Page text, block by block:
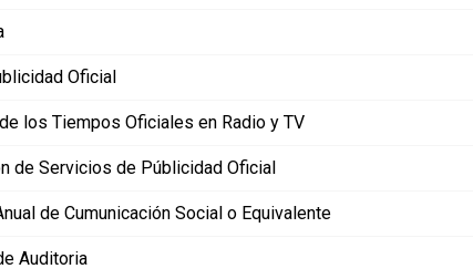
Oficial
los Tiempos Oficiales en Radio y TV
de Servicios de Públicidad Oficial
de Cumunicación Social o Equivalente
Auditoria